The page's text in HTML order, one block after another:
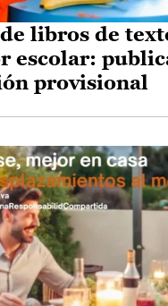
libros de
escolar:
provisional